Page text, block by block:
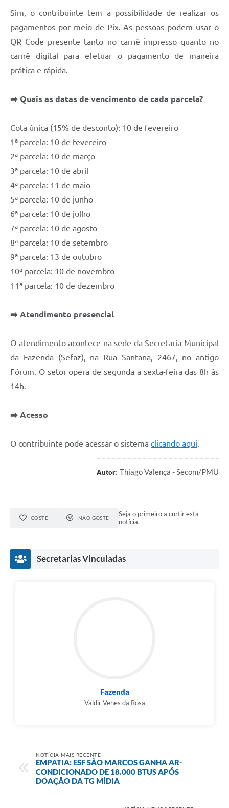
Sim, o contribuinte tem a possibilidade de realizar os
pagamentos por meio de Pix. As pessoas podem usar o
QR Code presente tanto no carnê impresso quanto no
carnê digital para efetuar o pagamento de maneira
prática e rápida.
➡️ Quais as datas de vencimento de cada parcela?
Cota única (15% de desconto): 10 de fevereiro
1ª parcela: 10 de fevereiro
2ª parcela: 10 de março
3ª parcela: 10 de abril
4ª parcela: 11 de maio
5ª parcela: 10 de junho
6ª parcela: 10 de julho
7ª parcela: 10 de agosto
8ª parcela: 10 de setembro
9ª parcela: 13 de outubro
10ª parcela: 10 de novembro
11ª parcela: 10 de dezembro
➡️ Atendimento presencial
O atendimento acontece na sede da Secretaria Municipal
da Fazenda (Sefaz), na Rua Santana, 2467, no antigo
Fórum. O setor opera de segunda a sexta-feira das 8h às
14h.
➡️ Acesso
O contribuinte pode acessar o sistema clicando aqui.
Autor: Thiago Valença - Secom/PMU
GOSTEI NÃO GOSTEI
Seja o primeiro a curtir esta
notícia.
Secretarias Vinculadas
Fazenda
Valdir Venes da Rosa
NOTÍCIA MAIS RECENTE
EMPATIA: ESF SÃO MARCOS GANHA AR-
CONDICIONADO DE 18.000 BTUS APÓS
DOAÇÃO DA TG MÍDIA